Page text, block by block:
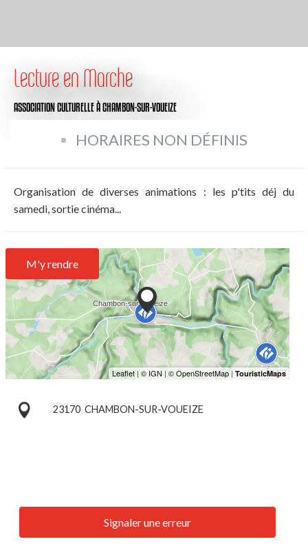
Lecture en Marche
ASSOCIATION CULTURELLEÀ CHAMBON-SUR-VOUEIZE
HORAIRES NON DÉFINIS
Organisation de diverses animations : les p'tits déj du
samedi, sortie cinéma...
M'y rendre
23170 CHAMBON-SUR-VOUEIZE
Signaler une erreur